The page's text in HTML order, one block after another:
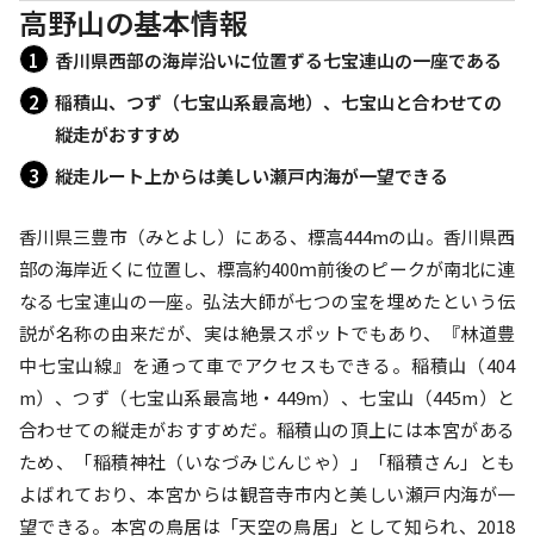
高野山の基本情報
香川県西部の海岸沿いに位置ずる七宝連山の一座である
稲積山、つず（七宝山系最高地）、七宝山と合わせての
縦走がおすすめ
縦走ルート上からは美しい瀬戸内海が一望できる
香川県三豊市（みとよし）にある、標高444mの山。香川県西
部の海岸近くに位置し、標高約400ｍ前後のピークが南北に連
なる七宝連山の一座。弘法大師が七つの宝を埋めたという伝
説が名称の由来だが、実は絶景スポットでもあり、『林道豊
中七宝山線』を通って車でアクセスもできる。稲積山（404
m）、つず（七宝山系最高地・449m）、七宝山（445m）と
合わせての縦走がおすすめだ。稲積山の頂上には本宮がある
ため、「稲積神社（いなづみじんじゃ）」「稲積さん」とも
よばれており、本宮からは観音寺市内と美しい瀬戸内海が一
望できる。本宮の鳥居は「天空の鳥居」として知られ、2018